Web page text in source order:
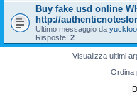
Buy fake usd online
http://
Ultimo messaggio da yuckfoo
Risposte: 2
Visualizza ultimi
Ordina